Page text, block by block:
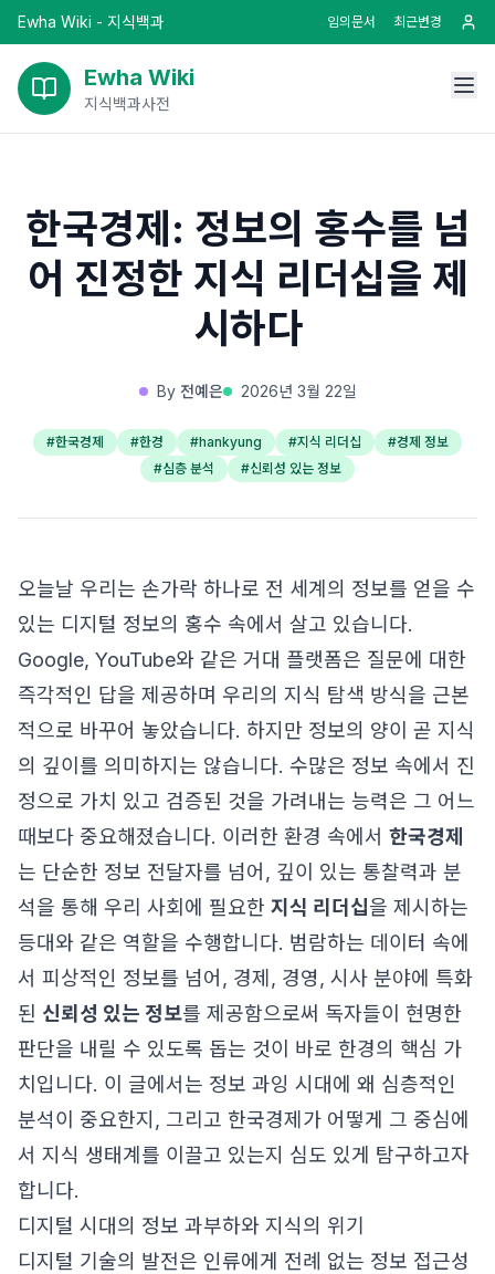
Ewha Wiki - 지식백과 임의문서 최근변경
Ewha Wiki
지식백과사전
한국경제: 정보의 홍수를 넘
어 진정한 지식 리더십을 제
시하다
By 전예은 2026년 3월 22일
#한국경제 #한경 #hankyung #지식 리더십 #경제 정보
#심층 분석 #신뢰성 있는 정보
오늘날 우리는 손가락 하나로 전 세계의 정보를 얻을 수
있는 디지털 정보의 홍수 속에서 살고 있습니다.
Google, YouTube와 같은 거대 플랫폼은 질문에 대한
즉각적인 답을 제공하며 우리의 지식 탐색 방식을 근본
적으로 바꾸어 놓았습니다. 하지만 정보의 양이 곧 지식
의 깊이를 의미하지는 않습니다. 수많은 정보 속에서 진
정으로 가치 있고 검증된 것을 가려내는 능력은 그 어느
때보다 중요해졌습니다. 이러한 환경 속에서 한국경제
는 단순한 정보 전달자를 넘어, 깊이 있는 통찰력과 분
석을 통해 우리 사회에 필요한 지식 리더십을 제시하는
등대와 같은 역할을 수행합니다. 범람하는 데이터 속에
서 피상적인 정보를 넘어, 경제, 경영, 시사 분야에 특화
된 신뢰성 있는 정보를 제공함으로써 독자들이 현명한
판단을 내릴 수 있도록 돕는 것이 바로 한경의 핵심 가
치입니다. 이 글에서는 정보 과잉 시대에 왜 심층적인
분석이 중요한지, 그리고 한국경제가 어떻게 그 중심에
서 지식 생태계를 이끌고 있는지 심도 있게 탐구하고자
합니다.
디지털 시대의 정보 과부하와 지식의 위기
디지털 기술의 발전은 인류에게 전례 없는 정보 접근성